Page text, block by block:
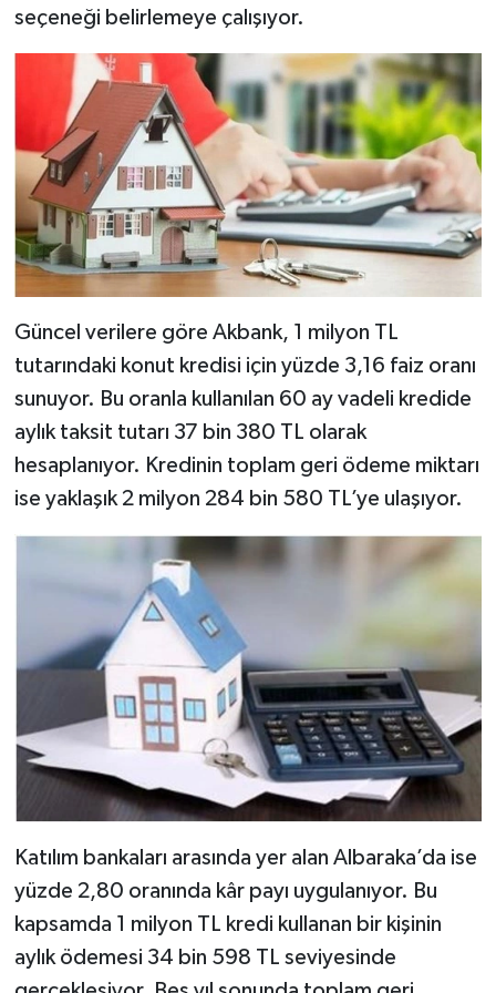
seçeneği belirlemeye çalışıyor.
Güncel verilere göre Akbank, 1 milyon TL
tutarındaki konut kredisi için yüzde 3,16 faiz oranı
sunuyor. Bu oranla kullanılan 60 ay vadeli kredide
aylık taksit tutarı 37 bin 380 TL olarak
hesaplanıyor. Kredinin toplam geri ödeme miktarı
ise yaklaşık 2 milyon 284 bin 580 TL’ye ulaşıyor.
Katılım bankaları arasında yer alan Albaraka’da ise
yüzde 2,80 oranında kâr payı uygulanıyor. Bu
kapsamda 1 milyon TL kredi kullanan bir kişinin
aylık ödemesi 34 bin 598 TL seviyesinde